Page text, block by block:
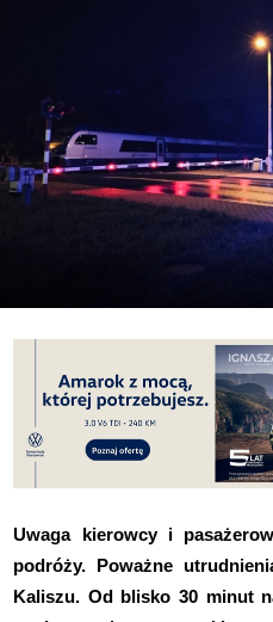
Uwaga kierowcy i
podróży. Poważne
Kaliszu. Od blisko 30 minut